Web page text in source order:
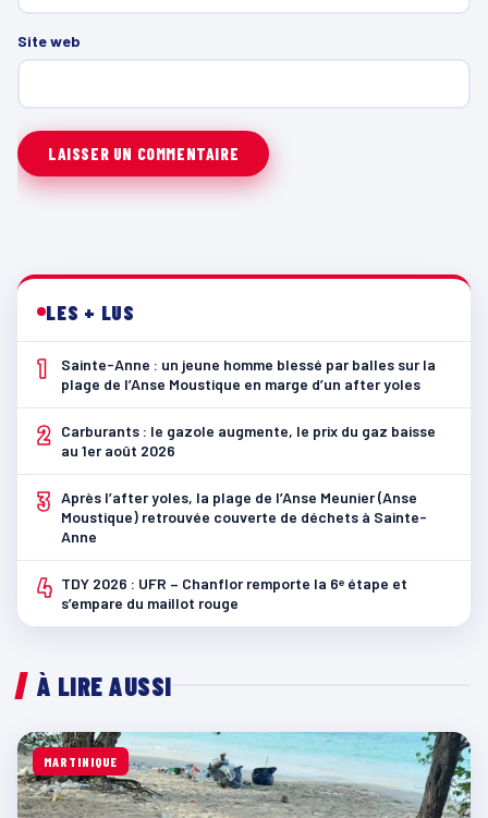
Site web
LES + LUS
1
Sainte-Anne : un jeune homme blessé par balles sur la
plage de l’Anse Moustique en marge d’un after yoles
2
Carburants : le gazole augmente, le prix du gaz baisse
au 1er août 2026
3 Après l’after yoles, la plage de l’Anse Meunier (Anse
Moustique) retrouvée couverte de déchets à Sainte-
Anne
4 TDY 2026 : UFR – Chanflor remporte la 6ᵉ étape et
s’empare du maillot rouge
À LIRE AUSSI
MARTINIQUE